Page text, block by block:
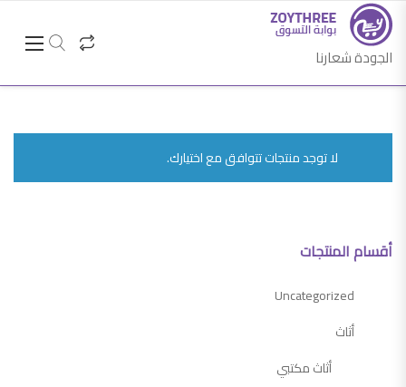
الجودة شعارنا
لا توجد منتجات تتوافق مع اختيارك.
أقسام المنتجات
Uncategorized
أثاث
أثاث مكتبي